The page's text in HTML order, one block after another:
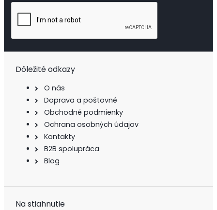
Dôležité odkazy
O nás
Doprava a poštovné
Obchodné podmienky
Ochrana osobných údajov
Kontakty
B2B spolupráca
Blog
Na stiahnutie